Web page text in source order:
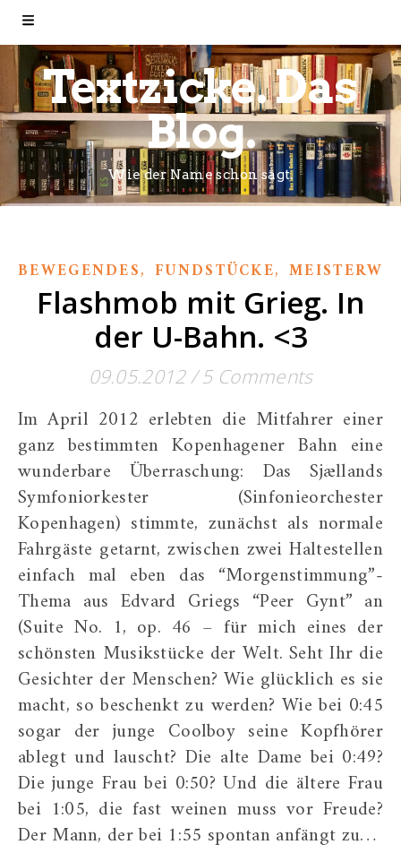
Textzicke. Das
Blog.
Wie der Name schon sagt.
BEWEGENDES, FUNDSTÜCKE,
Flashmob mit Grieg. In
der U-Bahn. <3
09.05.2012/ 5 Comments
Im April 2012 erlebten die Mitfahrer einer
ganz bestimmten Kopenhagener Bahn eine
wunderbare Überraschung: Das Sjællands
Symfoniorkester (Sinfonieorchester
Kopenhagen) stimmte, zunächst als normale
Fahrgäste getarnt, zwischen zwei Haltestellen
einfach mal eben das “Morgenstimmung”-
Thema aus Edvard Griegs “Peer Gynt” an
(Suite No. 1, op. 46 – für mich eines der
schönsten Musikstücke der Welt. Seht Ihr die
Gesichter der Menschen? Wie glücklich es sie
macht, so beschenkt zu werden? Wie bei 0:45
sogar der junge Coolboy seine Kopfhörer
ablegt und lauscht? Die alte Dame bei 0:49?
Die junge Frau bei 0:50? Und die ältere Frau
bei 1:05, die fast weinen muss vor Freude?
Der Mann, der bei 1:55 spontan anfängt zu…